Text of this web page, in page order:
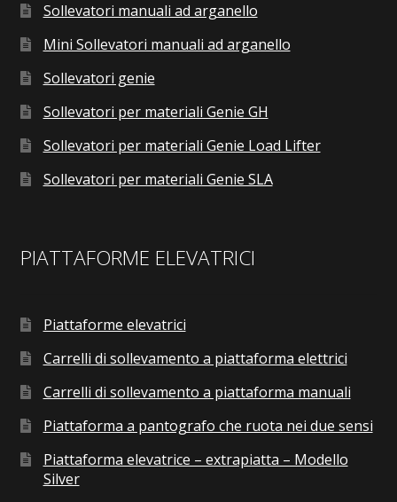
Sollevatori manuali ad arganello
Mini Sollevatori manuali ad arganello
Sollevatori genie
Sollevatori per materiali Genie GH
Sollevatori per materiali Genie Load Lifter
Sollevatori per materiali Genie SLA
PIATTAFORME ELEVATRICI
Piattaforme elevatrici
Carrelli di sollevamento a piattaforma elettrici
Carrelli di sollevamento a piattaforma manuali
Piattaforma a pantografo che ruota nei due sensi
Piattaforma elevatrice – extrapiatta – Modello
Silver